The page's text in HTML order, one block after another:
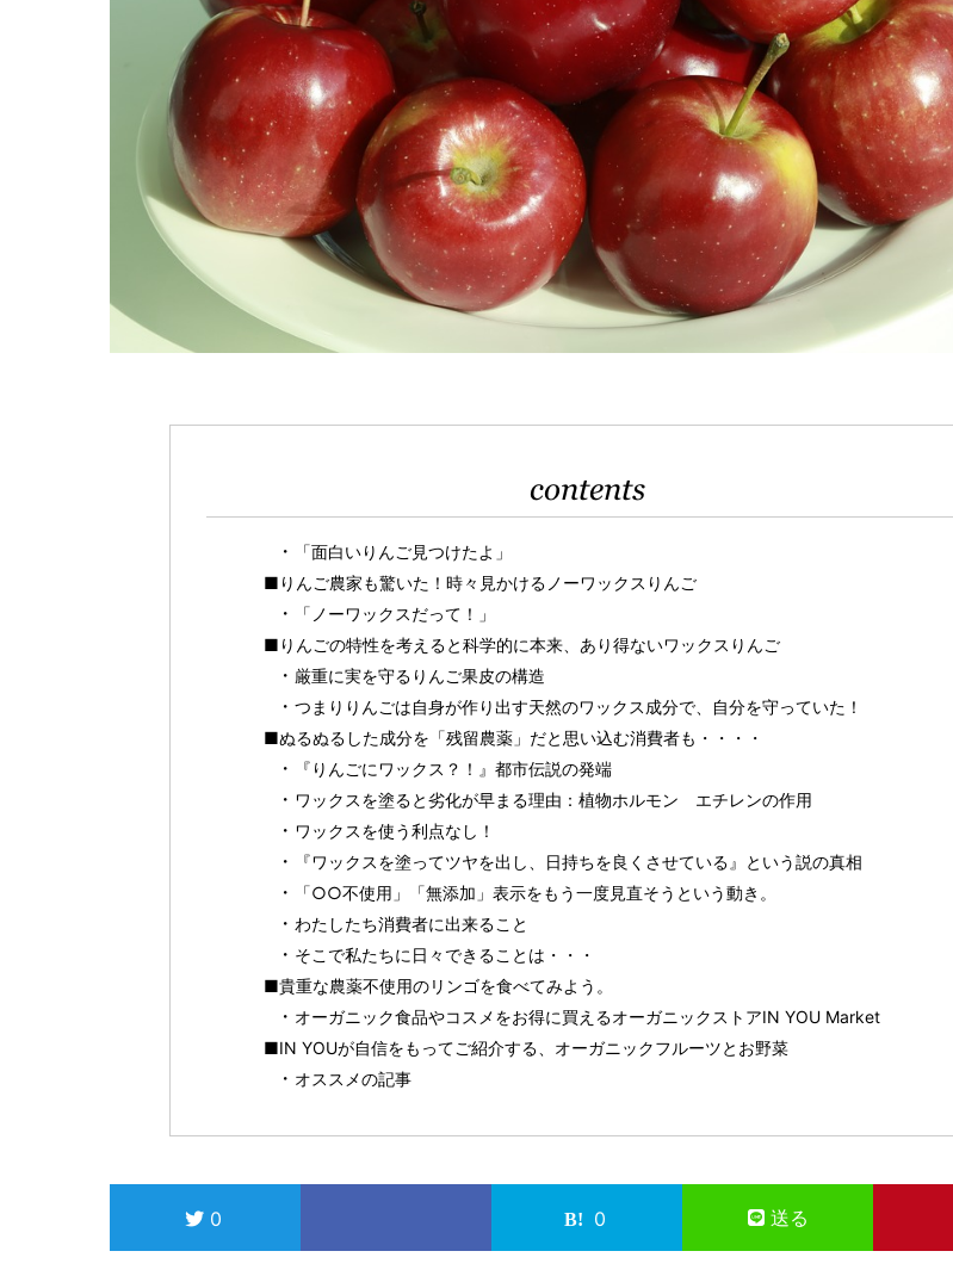
contents
「面白いりんご見つけたよ」
■りんご農家も驚いた！時々見かけるノーワックスりんご
「ノーワックスだって！」
■りんごの特性を考えると科学的に本来、あり得ないワックスりんご
厳重に実を守るりんご果皮の構造
つまりりんごは自身が作り出す天然のワックス成分で、自分を守っていた！
■ぬるぬるした成分を「残留農薬」だと思い込む消費者も・・・・
『りんごにワックス？！』都市伝説の発端
ワックスを塗ると劣化が早まる理由：植物ホルモン エチレンの作用
ワックスを使う利点なし！
『ワックスを塗ってツヤを出し、日持ちを良くさせている』という説の真相
「○○不使用」「無添加」表示をもう一度見直そうという動き。
わたしたち消費者に出来ること
そこで私たちに日々できることは・・・
■貴重な農薬不使用のリンゴを食べてみよう。
オーガニック食品やコスメをお得に買えるオーガニックストアIN YOU Market
■IN YOUが自信をもってご紹介する、オーガニックフルーツとお野菜
オススメの記事
0 0 送る